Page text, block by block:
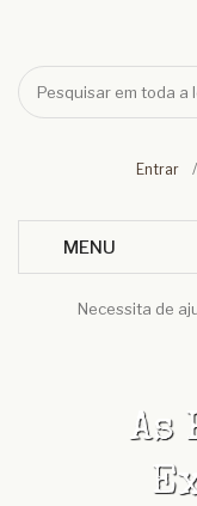
Entrar /
Necessita de
As